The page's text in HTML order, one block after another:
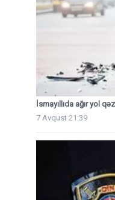
İsmayıllıda ağır yol
7 Avqust 21:39